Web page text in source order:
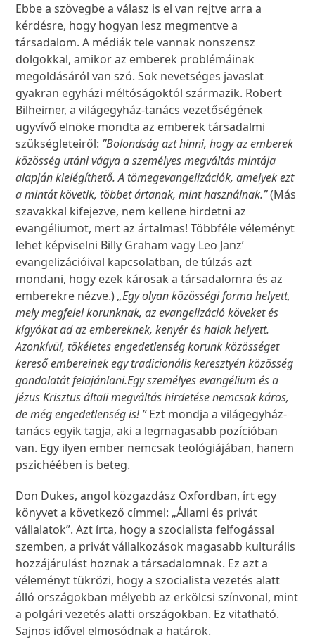
Ebbe a szövegbe a válasz is el van rejtve arra a
kérdésre, hogy hogyan lesz megmentve a
társadalom. A médiák tele vannak nonszensz
dolgokkal, amikor az emberek problémáinak
megoldásáról van szó. Sok nevetséges javaslat
gyakran egyházi méltóságoktól származik. Robert
Bilheimer, a világegyház-tanács vezetőségének
ügyvívő elnöke mondta az emberek társadalmi
szükségleteiről: ”Bolondság azt hinni, hogy az emberek
közösség utáni vágya a személyes megváltás mintája
alapján kielégíthető. A tömegevangelizációk, amelyek ezt
a mintát követik, többet ártanak, mint használnak.”(Más
szavakkal kifejezve, nem kellene hirdetni az
evangéliumot, mert az ártalmas! Többféle véleményt
lehet képviselni Billy Graham vagy Leo Janz’
evangelizációival kapcsolatban, de túlzás azt
mondani, hogy ezek károsak a társadalomra és az
emberekre nézve.)„Egy olyan közösségi forma helyett,
mely megfelel korunknak, az evangelizáció köveket és
kígyókat ad az embereknek, kenyér és halak helyett.
Azonkívül, tökéletes engedetlenség korunk közösséget
kereső embereinek egy tradicionális keresztyén közösség
gondolatát felajánlani.Egy személyes evangélium és a
Jézus Krisztus általi megváltás hirdetése nemcsak káros,
de még engedetlenség is! ”Ezt mondja a világegyház-
tanács egyik tagja, aki a legmagasabb pozícióban
van. Egy ilyen ember nemcsak teológiájában, hanem
pszichéében is beteg.
Don Dukes, angol közgazdász Oxfordban, írt egy
könyvet a következő címmel: „Állami és privát
vállalatok”. Azt írta, hogy a szocialista felfogással
szemben, a privát vállalkozások magasabb kulturális
hozzájárulást hoznak a társadalomnak. Ez azt a
véleményt tükrözi, hogy a szocialista vezetés alatt
álló országokban mélyebb az erkölcsi színvonal, mint
a polgári vezetés alatti országokban. Ez vitatható.
Sajnos idővel elmosódnak a határok.